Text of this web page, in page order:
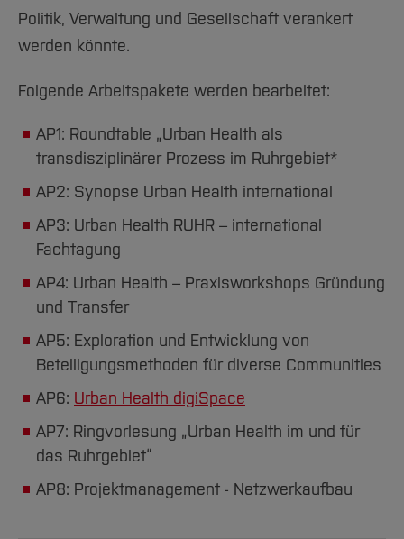
Arbeiten im FB G
Forschung und Projekte
International
Service
Studiengänge
Studieninteressierte
Aktuelles
Studium
Forschung und Entwicklung
International
Team
Service
Amtliche Bekanntmachungen
Notfall-Infos
Familiengerechte Hochschule
Gleichstellung
Vertretungen
Wahlen
Hochschulbibliothek
Hochschulkommunikation
qed-Stiftung
Zentrale Studienberatung
Politik, Verwaltung und Gesellschaft verankert
werden könnte.
Folgende Arbeitspakete werden bearbeitet:
AP1: Roundtable „Urban Health als
transdisziplinärer Prozess im Ruhrgebiet*
AP2: Synopse Urban Health international
AP3: Urban Health RUHR – international
Fachtagung
AP4: Urban Health – Praxisworkshops Gründung
und Transfer
AP5: Exploration und Entwicklung von
Beteiligungsmethoden für diverse Communities
AP6: Urban Health digiSpace
AP7: Ringvorlesung „Urban Health im und für
das Ruhrgebiet“
AP8: Projektmanagement - Netzwerkaufbau